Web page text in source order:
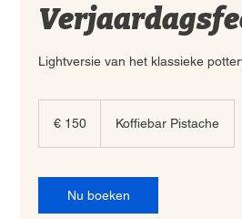
Lightversie van het klassieke
€ 150 Koffiebar Pistache
Nu boeken